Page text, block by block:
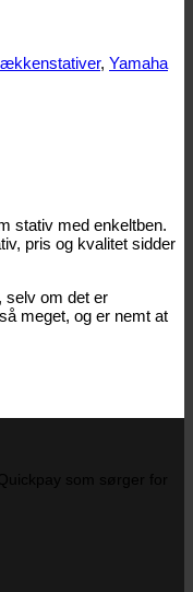
, Yamaha
stativ med enkeltben.
pris og kvalitet sidder
selv om det er
meget, og er nemt at
som sørger for